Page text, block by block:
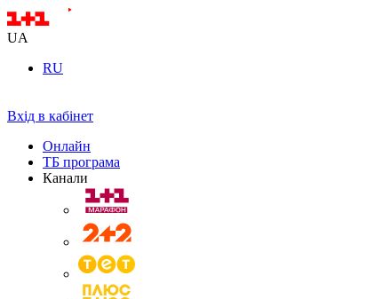
UA
RU
Вхід в кабінет
Онлайн
ТБ програма
Канали